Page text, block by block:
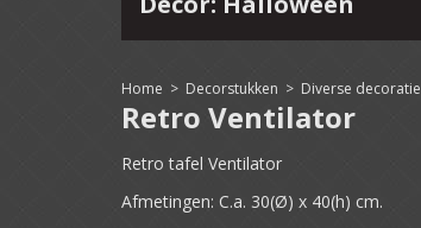
Home > Decorstukken > Diverse decoratie
Retro Ventilator
Retro tafel Ventilator
Afmetingen: C.a. 30(Ø) x 40(h) cm.